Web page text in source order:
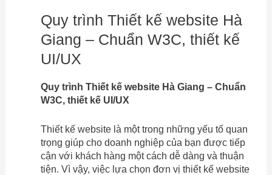
Quy trình Thiết kế website Hà
Giang – Chuẩn W3C, thiết kế
UI/UX
Quy trình Thiết kế website Hà Giang – Chuẩn
W3C, thiết kế UI/UX
Thiết kế website là một trong những yếu tố quan
trọng giúp cho doanh nghiệp của bạn được tiếp
cận với khách hàng một cách dễ dàng và thuận
tiện. Vì vậy, việc lựa chọn đơn vị thiết kế website